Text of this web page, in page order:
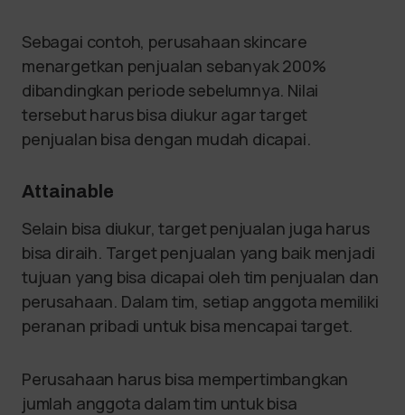
Sebagai contoh, perusahaan skincare
menargetkan penjualan sebanyak 200%
dibandingkan periode sebelumnya. Nilai
tersebut harus bisa diukur agar target
penjualan bisa dengan mudah dicapai.
Attainable
Selain bisa diukur, target penjualan juga harus
bisa diraih. Target penjualan yang baik menjadi
tujuan yang bisa dicapai oleh tim penjualan dan
perusahaan. Dalam tim, setiap anggota memiliki
peranan pribadi untuk bisa mencapai target.
Perusahaan harus bisa mempertimbangkan
jumlah anggota dalam tim untuk bisa